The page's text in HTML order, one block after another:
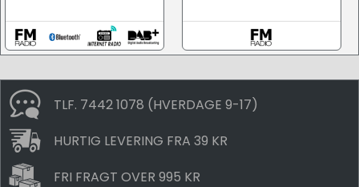
TLF. 7442 1078 (HVERDAGE 9-17)
HURTIG LEVERING FRA 39 KR
FRI FRAGT OVER 995 KR